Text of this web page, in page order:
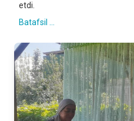
etdi.
Batafsil ...